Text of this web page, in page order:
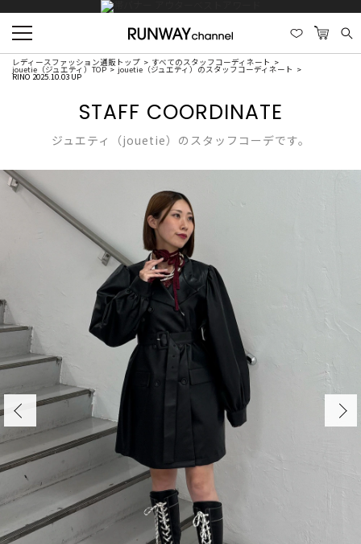
レディースファッション通販トップ すべてのスタッフコーディネート
jouetie（ジュエティ）TOP jouetie（ジュエティ）のスタッフコーディネート
RINO 2025.10.03 UP
STAFF COORDINATE
ジュエティ（jouetie）のスタッフコーデです。